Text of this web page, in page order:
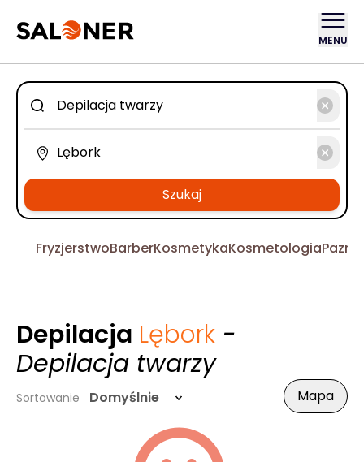
MENU
Szukaj
FryzjerstwoBarberKosmetykaKosmetologia
Depilacja Lębork -
Depilacja twarzy
Sortowanie Domyślnie Mapa